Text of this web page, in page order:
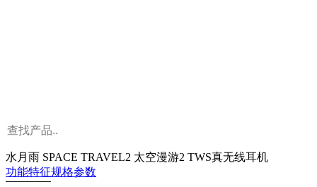
水月雨 SPACE TRAVEL2 太空漫游2 TWS真无线耳机
功能特征规格参数